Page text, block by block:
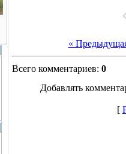
«
Всего комментариев: 0
Добавлять
[